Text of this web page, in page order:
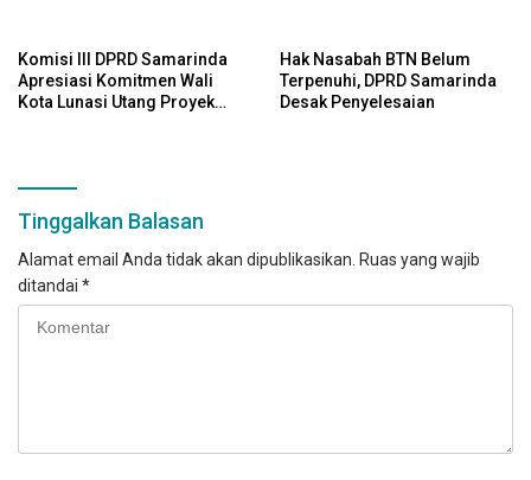
Komisi III DPRD Samarinda
Apresiasi Komitmen Wali
Kota Lunasi Utang Proyek
Hak Nasabah BTN Belum
Terpenuhi, DPRD Samarinda
Desak Penyelesaian
Tinggalkan Balasan
Alamat email Anda tidak akan dipublikasikan. Ruas yang wajib
ditandai *